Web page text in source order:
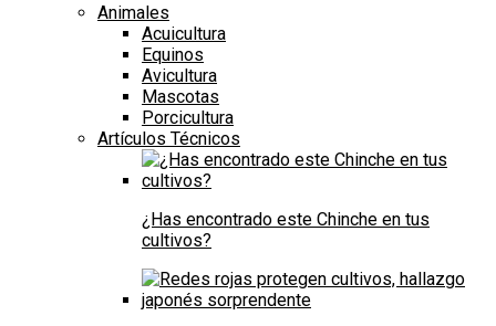
Animales
Acuicultura
Equinos
Avicultura
Mascotas
Porcicultura
Artículos Técnicos
¿Has encontrado este Chinche en tus
cultivos?